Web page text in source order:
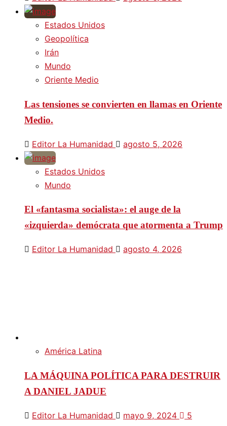
Estados Unidos
Geopolítica
Irán
Mundo
Oriente Medio
Las tensiones se convierten en llamas en Oriente
Medio.
Editor La Humanidad agosto 5, 2026
Estados Unidos
Mundo
El «fantasma socialista»: el auge de la
«izquierda» demócrata que atormenta a Trump
Editor La Humanidad agosto 4, 2026
América Latina
LA MÁQUINA POLÍTICA PARA DESTRUIR
A DANIEL JADUE
Editor La Humanidad mayo 9, 2024 5